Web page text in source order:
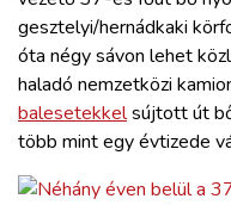
WEBSHOP
BELÉPÉS
gesztelyi/hernádkaki
óta négy sávon lehet
haladó nemzetközi
balesetekkelsújtott út
több mint egy évtizede